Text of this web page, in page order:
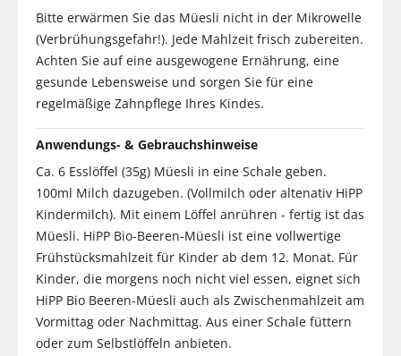
Bitte erwärmen Sie das Müesli nicht in der Mikrowelle
(Verbrühungsgefahr!). Jede Mahlzeit frisch zubereiten.
Achten Sie auf eine ausgewogene Ernährung, eine
gesunde Lebensweise und sorgen Sie für eine
regelmäßige Zahnpflege Ihres Kindes.
Anwendungs- & Gebrauchshinweise
Ca. 6 Esslöffel (35g) Müesli in eine Schale geben.
100ml Milch dazugeben. (Vollmilch oder altenativ HiPP
Kindermilch). Mit einem Löffel anrühren - fertig ist das
Müesli. HiPP Bio-Beeren-Müesli ist eine vollwertige
Frühstücksmahlzeit für Kinder ab dem 12. Monat. Für
Kinder, die morgens noch nicht viel essen, eignet sich
HiPP Bio Beeren-Müesli auch als Zwischenmahlzeit am
Vormittag oder Nachmittag. Aus einer Schale füttern
oder zum Selbstlöffeln anbieten.